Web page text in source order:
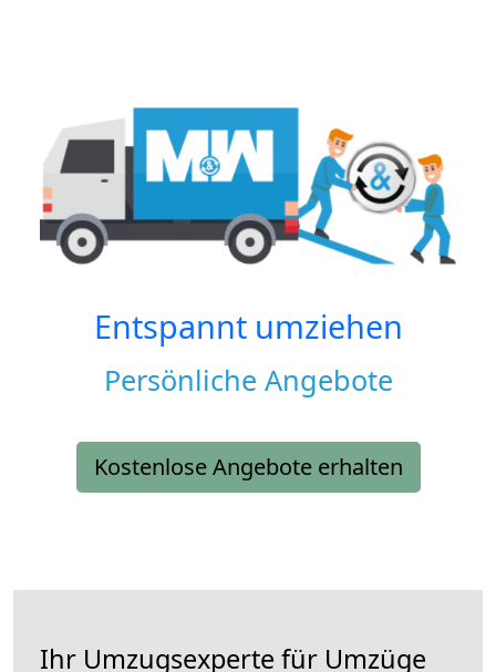
Entspannt umziehen
Persönliche Angebote
Kostenlose Angebote erhalten
Ihr Umzugsexperte für Umzüge